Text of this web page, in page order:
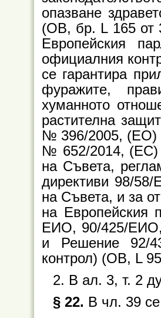
опазване
(ОВ, бр. L 165 от
Европейския
официалния
се гарантира
фуражите,
хуманното
растителна
№ 396/2005,
№ 652/2014, (ЕС)
на Съвета,
директиви 98/
на Съвета, и за
на Европейския
ЕИО, 90/425/
и Решение 92/
контрол) (ОВ, L
2. В ал. 3, т. 2
§ 22. В чл. 39